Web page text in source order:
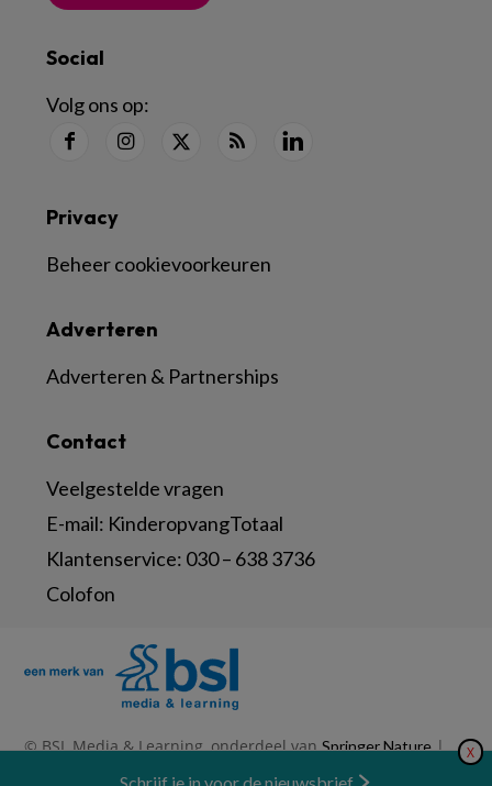
Social
Volg ons op:
Contact
Veelgestelde vragen
E-mail: KinderopvangTotaal
Klantenservice: 030 – 638 3736
Colofon
Adverteren
Adverteren & Partnerships
Privacy
Beheer cookievoorkeuren
© BSL Media & Learning, onderdeel vanSpringer Nature| X